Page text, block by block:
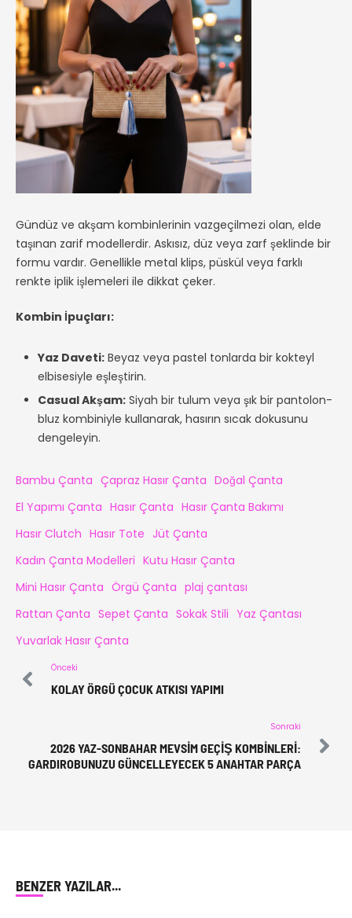
Gündüz ve akşam kombinlerinin vazgeçilmezi olan, elde
taşınan zarif modellerdir. Askısız, düz veya zarf şeklinde bir
formu vardır. Genellikle metal klips, püskül veya farklı
renkte iplik işlemeleri ile dikkat çeker.
Kombin İpuçları:
Yaz Daveti: Beyaz veya pastel tonlarda bir kokteyl
elbisesiyle eşleştirin.
Casual Akşam: Siyah bir tulum veya şık bir pantolon-
bluz kombiniyle kullanarak, hasırın sıcak dokusunu
dengeleyin.
Bambu Çanta Çapraz Hasır Çanta Doğal Çanta
El Yapımı Çanta Hasır Çanta Hasır Çanta Bakımı
Hasır Clutch Hasır Tote Jüt Çanta
Kadın Çanta Modelleri Kutu Hasır Çanta
Mini Hasır Çanta Örgü Çanta plaj çantası
Rattan Çanta Sepet Çanta Sokak Stili Yaz Çantası
Yuvarlak Hasır Çanta
Önceki
KOLAY ÖRGÜ ÇOCUK ATKISI YAPIMI
Sonraki
2026 YAZ-SONBAHAR MEVSIM GEÇIŞ KOMBINLERI:
GARDIROBUNUZU GÜNCELLEYECEK 5 ANAHTAR PARÇA
BENZER YAZILAR...